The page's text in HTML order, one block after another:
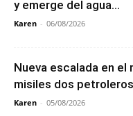
y emerge del agua...
Karen - 06/08/2026
Nueva escalada en el
misiles dos
Karen - 05/08/2026